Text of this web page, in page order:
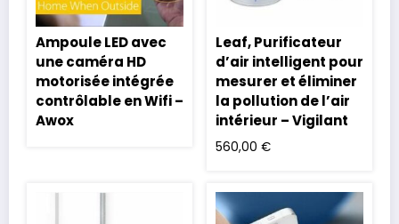
Ampoule LED avec
une caméra HD
motorisée intégrée
contrôlable en Wifi –
Awox
Leaf, Purificateur
d’air intelligent pour
mesurer et éliminer
la pollution de l’air
intérieur – Vigilant
560,00 €